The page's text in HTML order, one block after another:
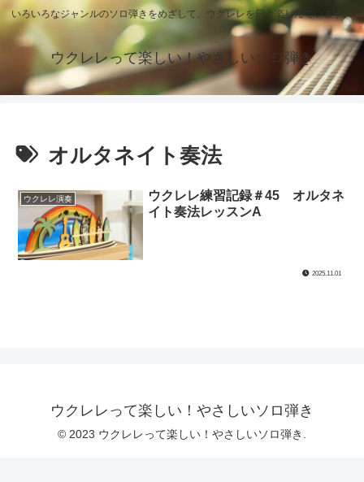
いろいろなジャンルのソロ弾きをめざして、ウクレレを日々楽しんでいます。
ウクレレって楽しい！やさしいソロ弾き
オルタネイト奏法
ウクレレ演奏
ウクレレ練習記録＃45 オルタネ
イト奏法レッスンA
2025.11.01
ウクレレって楽しい！やさしいソロ弾き
© 2023 ウクレレって楽しい！やさしいソロ弾き.